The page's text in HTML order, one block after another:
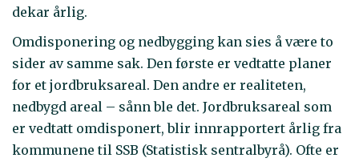
dekar årlig.
Omdisponering og nedbygging kan sies å være to
sider av samme sak. Den første er vedtatte planer
for et jordbruksareal. Den andre er realiteten,
nedbygd areal – sånn ble det. Jordbruksareal som
er vedtatt omdisponert, blir innrapportert årlig fra
kommunene til SSB (Statistisk sentralbyrå). Ofte er